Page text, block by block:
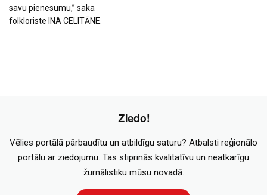
savu pienesumu,” saka
folkloriste INA CELITĀNE.
Ziedo!
Vēlies portālā pārbaudītu un atbildīgu saturu? Atbalsti reģionālo
portālu ar ziedojumu. Tas stiprinās kvalitatīvu un neatkarīgu
žurnālistiku mūsu novadā.